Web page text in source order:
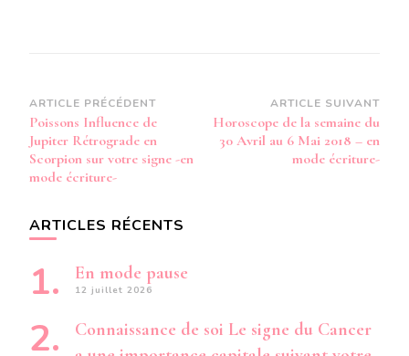
Navigation
d’article
ARTICLE PRÉCÉDENT
Poissons Influence de
Jupiter Rétrograde en
Scorpion sur votre signe -en
mode écriture-
ARTICLE SUIVANT
Horoscope de la semaine du
30 Avril au 6 Mai 2018 – en
mode écriture-
ARTICLES RÉCENTS
En mode pause
12 juillet 2026
Connaissance de soi Le signe du Cancer